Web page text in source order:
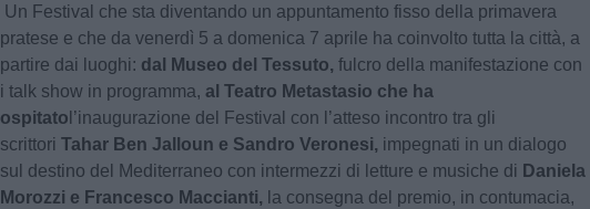
Un Festival che sta diventando un appuntamento fisso della primavera
pratese e che da venerdì 5 a domenica 7 aprile ha coinvolto tutta la città, a
partire dai luoghi: dal Museo del Tessuto, fulcro della manifestazione con
i talk show in programma, al Teatro Metastasio che ha
ospitato l’inaugurazione del Festival con l’atteso incontro tra gli
scrittori Tahar Ben Jalloun e Sandro Veronesi, impegnati in un dialogo
sul destino del Mediterraneo con intermezzi di letture e musiche di Daniela
Morozzi e Francesco Maccianti, la consegna del premio, in contumacia,